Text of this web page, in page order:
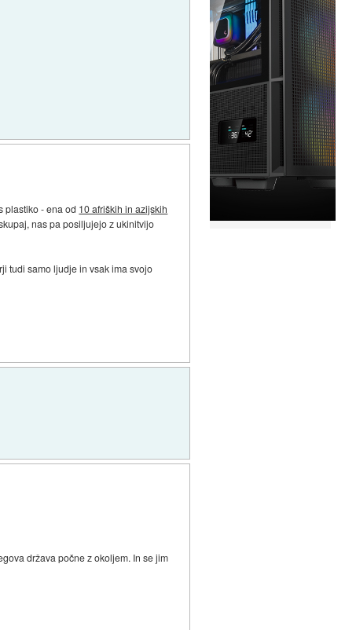
plastiko - ena od 10 afriških in azijskih
nas pa posiljujejo z ukinitvijo
tudi samo ljudje in vsak ima svojo
država počne z okoljem. In se jim